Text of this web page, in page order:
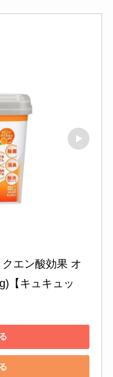
エン酸効果 オ
【キュキュッ